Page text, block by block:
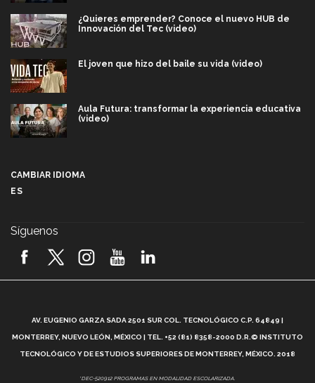
¿Quieres emprender? Conoce el nuevo HUB de
Innovación del Tec (video)
El joven que hizo del baile su vida (video)
Aula Futura: transformar la experiencia educativa
(video)
2026! (video)
¿Cómo es el Modelo Educativo Tec? (video)
Vida Tec: Feminismo e Inteligencia Artificial, Paola
CAMBIAR IDIOMA
ES
Síguenos
AV. EUGENIO GARZA SADA 2501 SUR COL. TECNOLÓGICO C.P. 64849 |
MONTERREY, NUEVO LEÓN, MÉXICO | TEL. +52 (81) 8358-2000 D.R.© INSTITUTO
TECNOLÓGICO Y DE ESTUDIOS SUPERIORES DE MONTERREY, MÉXICO. 2018
*DEC-520912 PROGRAMAS EN MODALIDAD ESCOLARIZADA.